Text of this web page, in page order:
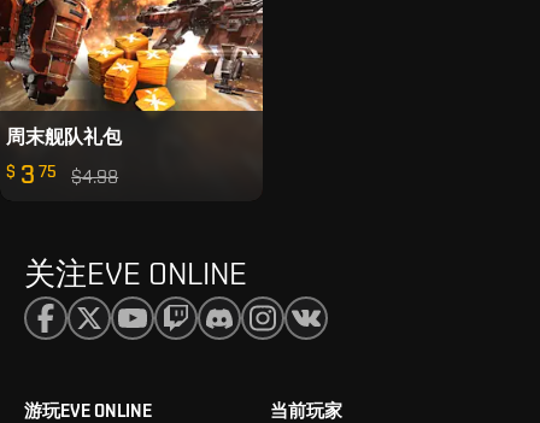
周末舰队礼包
$ 3 75 $4.98
关注EVE ONLINE
游玩EVE ONLINE 当前玩家